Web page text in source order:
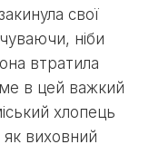
свої
ніби
втратила
в цей важкий
хлопець
виховний